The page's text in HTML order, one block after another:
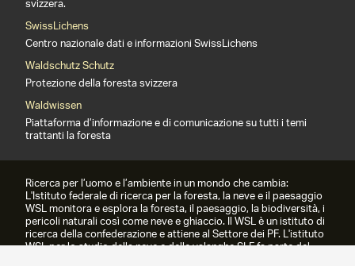
SwissLichens
Centro nazionale dati e informazioni SwissLichens
Waldschutz Schutz
Protezione della foresta svizzera
Waldwissen
Piattaforma d’informazione e di comunicazione su tutti i temi
trattanti la foresta
Ricerca per l’uomo e l’ambiente in un mondo che cambia:
L'Istituto federale di ricerca per la foresta, la neve e il paesaggio
WSL monitora e esplora la foresta, il paesaggio, la biodiversità, i
pericoli naturali così come neve e ghiaccio. Il WSL è un istituto di
ricerca della confederazione e attiene al Settore dei PF. L'istituto
WSL per lo studio della neve e delle valanghe SLF fa parte del